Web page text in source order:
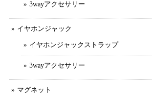
3wayアクセサリー
イヤホンジャック
イヤホンジャックストラップ
3wayアクセサリー
マグネット